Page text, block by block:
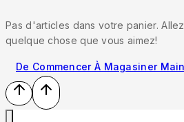
Pas d'articles dans votre panier.
quelque chose que vous aimez!
De Commencer À Magasiner